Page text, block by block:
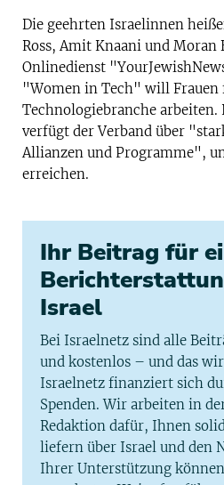
Die geehrten Israelinnen
Ross, Amit Knaani und Moran
Onlinedienst
"Women in Tech" will Frauen
Technologiebranche arbeiten.
verfügt der Verband über
Allianzen und Programme",
erreichen.
Ihr Beitrag für
Israel
Bei Israelnetz sind alle
und kostenlos – und das
Israelnetz finanziert sich
Spenden. Wir arbeiten in
Redaktion dafür, Ihnen
liefern über Israel und den
Ihrer Unterstützung